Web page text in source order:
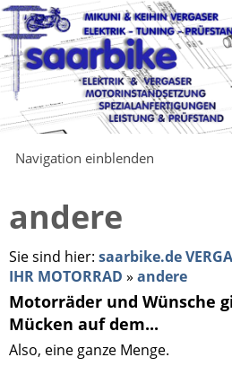
Navigation einblenden
andere
Sie sind hier: saarbike.de
IHR MOTORRAD » andere
Motorräder und Wünsche
Mücken auf dem...
Also, eine ganze Menge.